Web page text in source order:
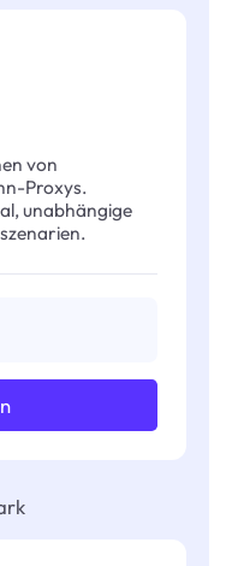
von
Proxys.
unabhängige